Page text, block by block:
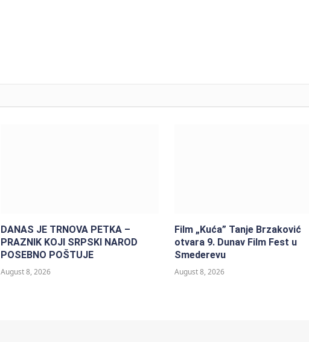
DANAS JE TRNOVA PETKA –
PRAZNIK KOJI SRPSKI NAROD
POSEBNO POŠTUJE
August 8, 2026
Film „Kuća” Tanje Brzaković
otvara 9. Dunav Film Fest u
Smederevu
August 8, 2026